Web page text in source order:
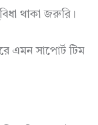
থাকা জরুরি।
এমন সাপোর্ট টিম